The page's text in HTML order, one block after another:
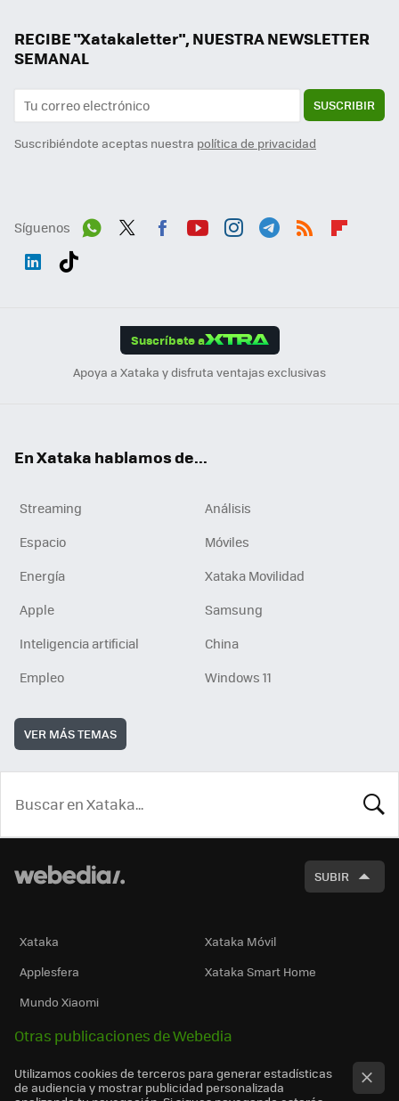
RECIBE "Xatakaletter", NUESTRA NEWSLETTER
SEMANAL
SUSCRIBIR
Suscribiéndote aceptas nuestra política de privacidad
Síguenos
Suscríbete a
Apoya a Xataka y disfruta ventajas exclusivas
En Xataka hablamos de...
Streaming
Análisis
Espacio
Móviles
Energía
Xataka Movilidad
Apple
Samsung
Inteligencia artificial
China
Empleo
Windows 11
VER MÁS TEMAS
SUBIR
Xataka
Xataka Móvil
Applesfera
Xataka Smart Home
Mundo Xiaomi
Otras publicaciones de Webedia
Utilizamos cookies de terceros para generar estadísticas
de audiencia y mostrar publicidad personalizada